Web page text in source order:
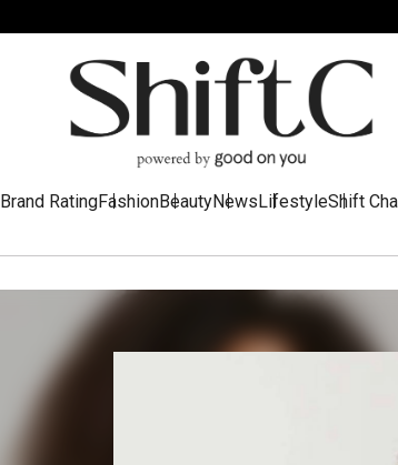
Brand RatingFashionBeautyNewsLifestyleShift